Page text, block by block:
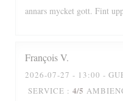
annars mycket gott. Fint
FrançoisV
2026-07-27 - 13:00 -
SERVICE : 4/5